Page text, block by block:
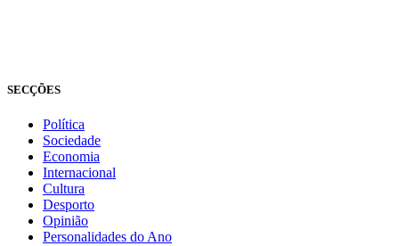
SECÇÕES
Política
Sociedade
Economia
Internacional
Cultura
Desporto
Opinião
Personalidades do Ano